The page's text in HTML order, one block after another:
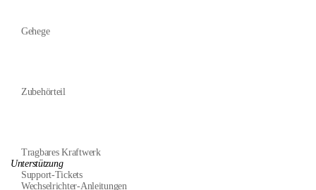
Gehege
Zubehörteil
Tragbares Kraftwerk
Unterstützung
Support-Tickets
Wechselrichter-Anleitungen